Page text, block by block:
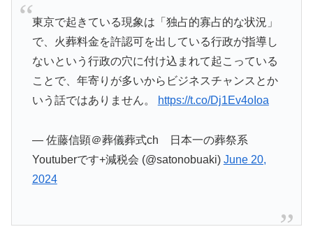
東京で起きている現象は「独占的寡占的な状況」
で、火葬料金を許認可を出している行政が指導し
ないという行政の穴に付け込まれて起こっている
ことで、年寄りが多いからビジネスチャンスとか
いう話ではありません。
https://t.co/Dj1Ev4oIoa
— 佐藤信顕＠葬儀葬式ch 日本一の葬祭系
Youtuberです+減税会 (@satonobuaki) June 20,
2024